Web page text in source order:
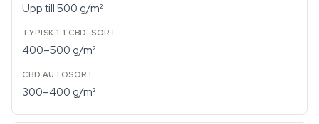
Upp till 500 g/m²
400–500 g/m²
300–400 g/m²